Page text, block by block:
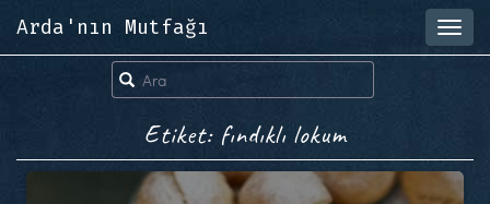
Arda'nın Mutfağı
Etiket: fındıklı lokum